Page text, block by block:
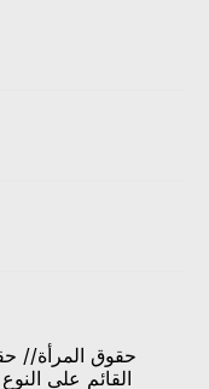
حقوق المرأة//
القائم على